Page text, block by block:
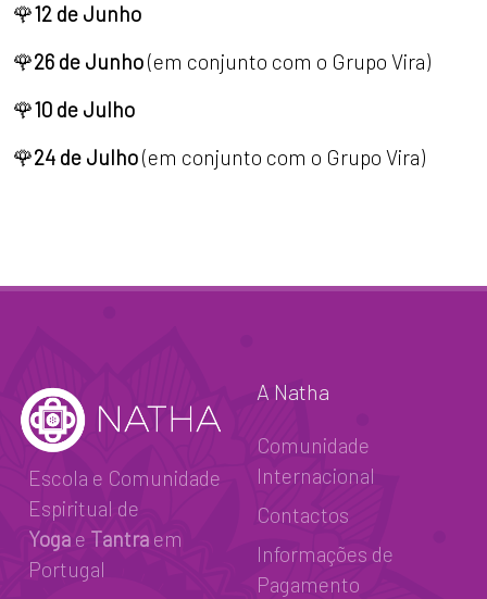
🌹12 de Junho
🌹26 de Junho(em conjunto com o Grupo Vira)
🌹10 de Julho
🌹24 de Julho(em conjunto com o Grupo Vira)
Escola e Comunidade
Espiritual de
Yoga e Tantra em
Portugal
A Natha
Comunidade
Internacional
Contactos
Informações de
Pagamento